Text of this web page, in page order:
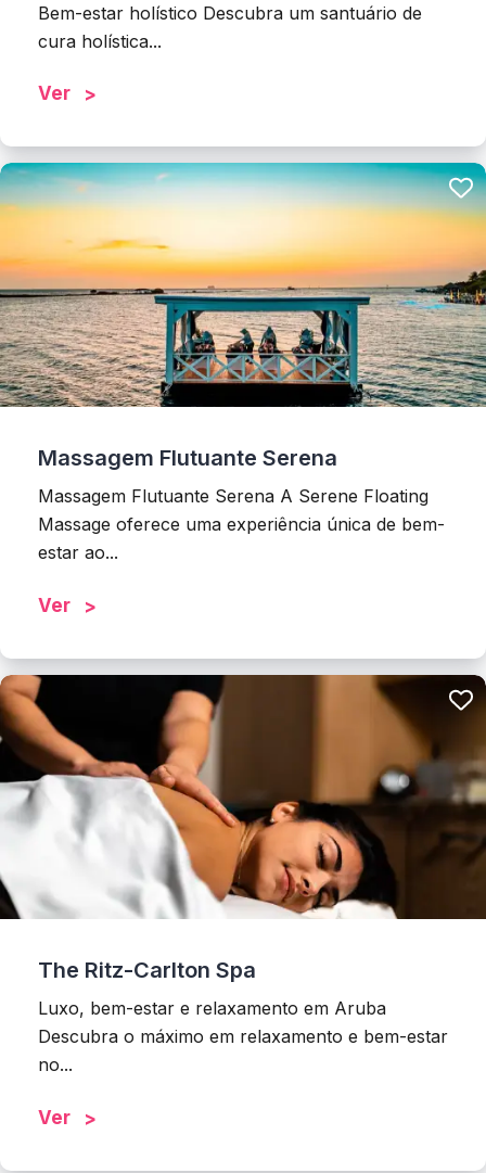
Bem-estar holístico Descubra um santuário de
cura holística...
Ver
Massagem Flutuante Serena
Massagem Flutuante Serena A Serene Floating
Massage oferece uma experiência única de bem-
estar ao...
Ver
The Ritz-Carlton Spa
Luxo, bem-estar e relaxamento em Aruba
Descubra o máximo em relaxamento e bem-estar
no...
Ver